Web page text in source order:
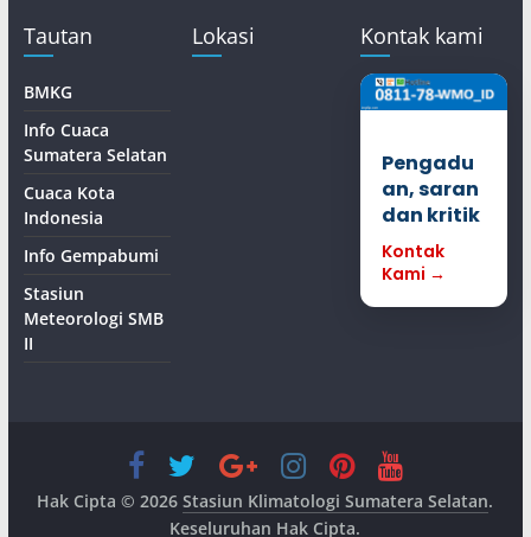
Tautan
BMKG
Info Cuaca
Sumatera Selatan
Cuaca Kota
Indonesia
Info Gempabumi
Stasiun
Meteorologi SMB
II
Lokasi Kontak kami
Pengadu
an, saran
dan kritik
Kontak
Kami →
Hak Cipta © 2026Stasiun Klimatologi Sumatera Selatan.
Keseluruhan Hak Cipta.